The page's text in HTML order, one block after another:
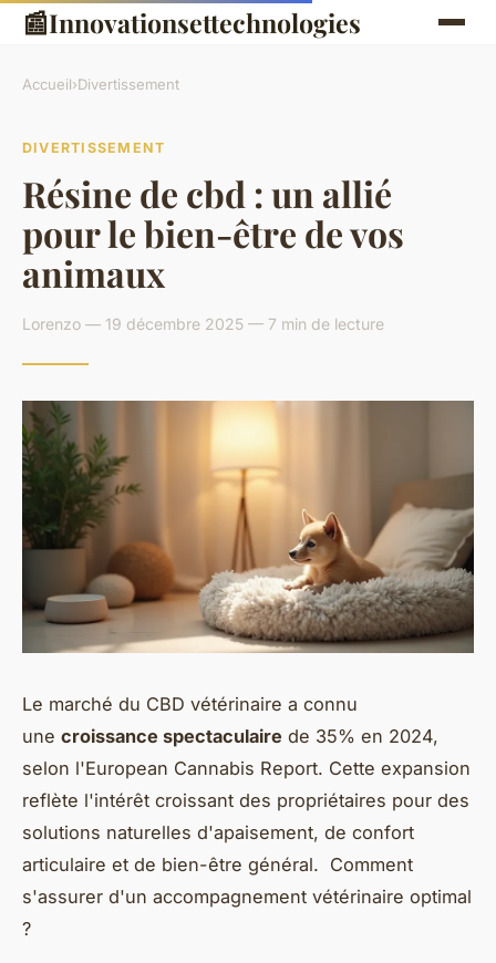
📰Innovationsettechnologies
Accueil›Divertissement
DIVERTISSEMENT
Résine de cbd : un allié
pour le bien-être de vos
animaux
Lorenzo — 19 décembre 2025 — 7 min de lecture
Le marché du CBD vétérinaire a connu
une croissance spectaculaire de 35% en 2024,
selon l'European Cannabis Report. Cette expansion
reflète l'intérêt croissant des propriétaires pour des
solutions naturelles d'apaisement, de confort
articulaire et de bien-être général. Comment
s'assurer d'un accompagnement vétérinaire optimal
?